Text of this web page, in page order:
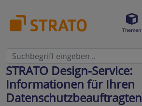
Themen
STRATO Design-Service:
Informationen für Ihren
Datenschutzbeauftragten